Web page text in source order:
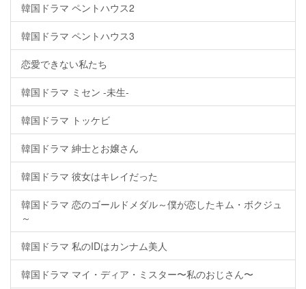
韓国ドラマ ペントハウス2
韓国ドラマ ペントハウス3
恋愛できない私たち
韓国ドラマ ミセン -未生-
韓国ドラマ トッケビ
韓国ドラマ 紳士とお嬢さん
韓国ドラマ 彼女はキレイだった
韓国ドラマ 恋のゴールドメダル～僕が恋したキム・ボクジュ
～
韓国ドラマ 私のIDはカンナム美人
韓国ドラマ マイ・ディア・ミスター〜私のおじさん〜